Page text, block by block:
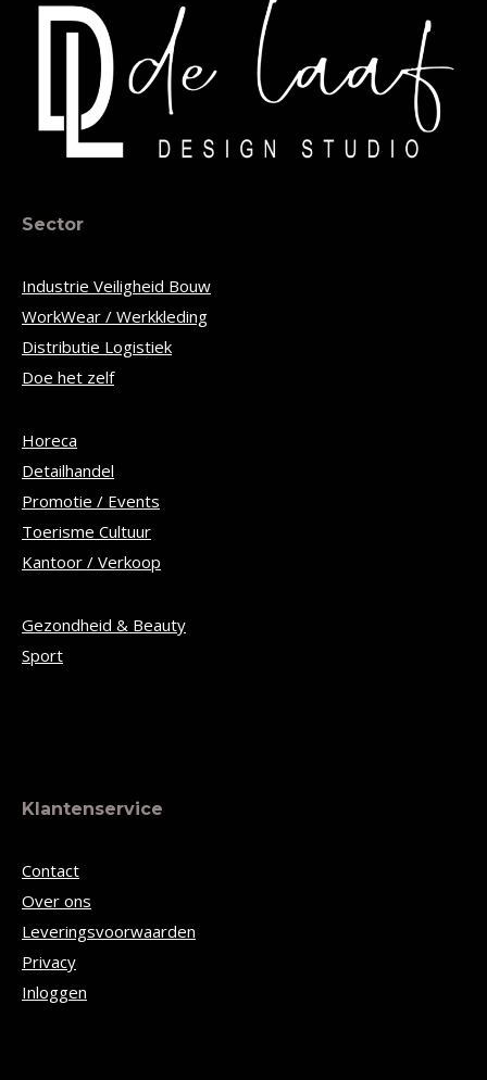
Sector
Industrie Veiligheid Bouw
WorkWear / Werkkleding
Distributie Logistiek
Doe het zelf
Horeca
Detailhandel
Promotie / Events
Toerisme Cultuur
Kantoor / Verkoop
Gezondheid & Beauty
Sport
Klantenservice
Contact
Over ons
Leveringsvoorwaarden
Privacy
Inloggen